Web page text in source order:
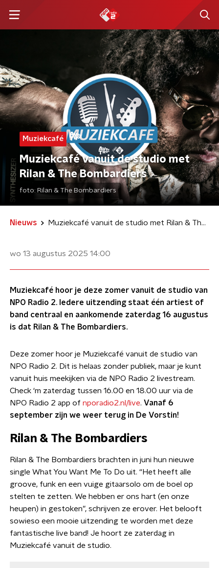
Muziekcafé
Muziekcafé vanuit de studio met
Rilan & The Bombardiers
foto: Rilan & The Bombardiers
Nieuws Muziekcafé vanuit de studio met Rilan & The Bombardiers
wo 13 augustus 2025 14:00
Muziekcafé hoor je deze zomer vanuit de studio van
NPO Radio 2. Iedere uitzending staat één artiest of
band centraal en aankomende zaterdag 16 augustus
is dat Rilan & The Bombardiers.
Deze zomer hoor je Muziekcafé vanuit de studio van
NPO Radio 2. Dit is helaas zonder publiek, maar je kunt
vanuit huis meekijken via de NPO Radio 2 livestream.
Check ‘m zaterdag tussen 16.00 en 18.00 uur via de
NPO Radio 2 app of nporadio2.nl/live. Vanaf 6
september zijn we weer terug in De Vorstin!
Rilan & The Bombardiers
Rilan & The Bombardiers brachten in juni hun nieuwe
single What You Want Me To Do uit. “Het heeft alle
groove, funk en een vuige gitaarsolo om de boel op
stelten te zetten. We hebben er ons hart (en onze
heupen) in gestoken”, schrijven ze erover. Het belooft
sowieso een mooie uitzending te worden met deze
fantastische live band! Je hoort ze zaterdag in
Muziekcafé vanuit de studio.